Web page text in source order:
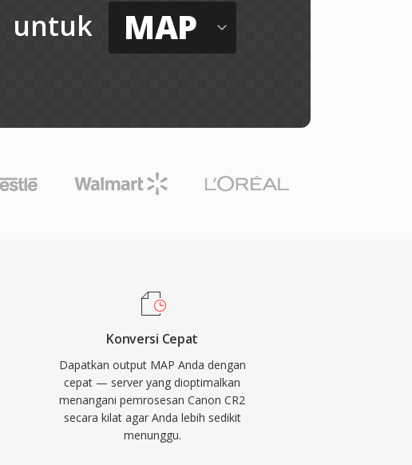
untuk MAP
Konversi Cepat
Dapatkan output MAP Anda dengan
cepat — server yang dioptimalkan
menangani pemrosesan Canon CR2
secara kilat agar Anda lebih sedikit
menunggu.